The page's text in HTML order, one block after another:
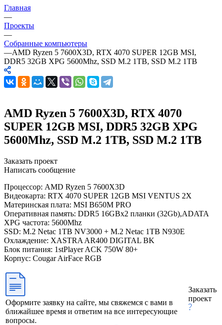
Главная
—
Проекты
—
Собранные компьютеры
—AMD Ryzen 5 7600X3D, RTX 4070 SUPER 12GB MSI,
DDR5 32GB XPG 5600Mhz, SSD M.2 1TB, SSD M.2 1TB
AMD Ryzen 5 7600X3D, RTX 4070
SUPER 12GB MSI, DDR5 32GB XPG
5600Mhz, SSD M.2 1TB, SSD M.2 1TB
Заказать проект
Написать сообщение
Процессор: AMD Ryzen 5 7600X3D
Видеокарта: RTX 4070 SUPER 12GB MSI VENTUS 2X
Материнская плата: MSI B650M PRO
Оперативная память: DDR5 16GBx2 планки (32Gb),ADATA
XPG частота: 5600Mhz
SSD: M.2 Netac 1TB NV3000 + M.2 Netac 1TB N930E
Охлаждение: XASTRA AR400 DIGITAL BK
Блок питания: 1stPlayer ACK 750W 80+
Корпус: Cougar AirFace RGB
Оформите заявку на сайте, мы свяжемся с вами в
ближайшее время и ответим на все интересующие
вопросы.
Заказать
проект